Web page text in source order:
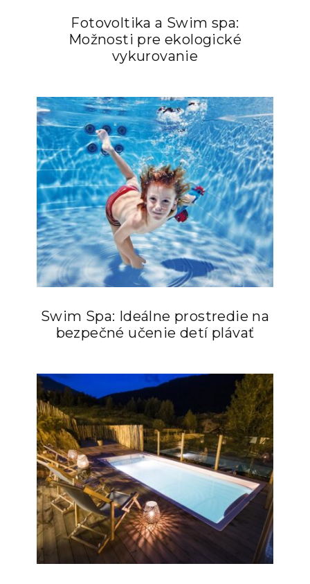
Fotovoltika a Swim spa:
Možnosti pre ekologické
vykurovanie
Swim Spa: Ideálne prostredie na
bezpečné učenie detí plávať